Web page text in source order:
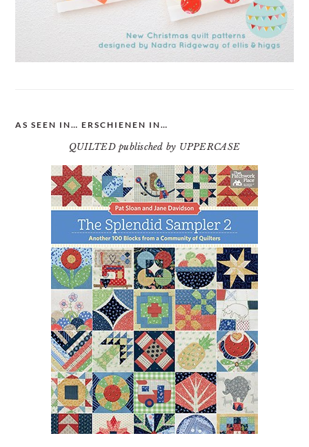
AS SEEN IN… ERSCHIENEN IN…
QUILTED publisched by UPPERCASE